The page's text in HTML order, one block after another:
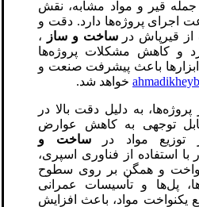
قیر و مواد مشابه، نقش
اجرای پروژه‌ها دارد. دقت و
از قیرپاش درساخت و ساز
،
و کاهش مشکلات پروژه‌ها
ابزارها باعث پیشرفت صنعت و
خواهد شد.
به دلیل دقت بالا در
توجهی به کاهش عوارض
توزیع مواد درساخت و
با استفاده از فناوری اسپری،
و همگن بر روی سطوح
پل‌ها و تأسیسات عمرانی
یکنواخت مواد، باعث افزایش